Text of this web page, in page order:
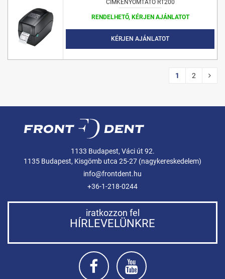
CÍMKENYOMTATÓ RT200
RENDELHETŐ, KÉRJEN AJÁNLATOT
KÉRJEN AJÁNLATOT
1 2
1133 Budapest, Váci út 92.
1135 Budapest, Kisgömb utca 25-27 (nagykereskedelem)
info@frontdent.hu
+36-1-218-0244
iratkozzon fel
HÍRLEVELÜNKRE